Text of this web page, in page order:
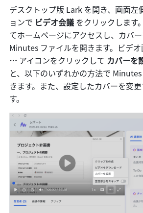
デスクトップ版 Lark を開き、画面左
ョンで ビデオ会議 をクリックします。
てホームページにアクセスし、カバ
… アイコンをクリックして カバーを
と、以下のいずれかの方法で
きます。また、設定したカバーを変
す。